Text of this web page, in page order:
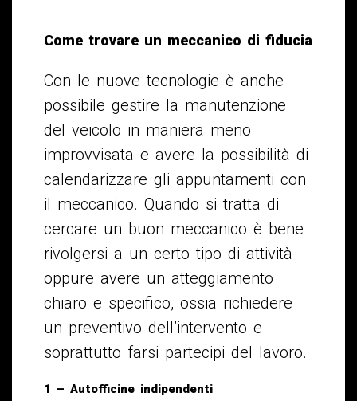
Come trovare un meccanico di fiducia
Con le nuove tecnologie è anche
possibile gestire la manutenzione
del veicolo in maniera meno
improvvisata e avere la possibilità di
calendarizzare gli appuntamenti con
il meccanico. Quando si tratta di
cercare un buon meccanico è bene
rivolgersi a un certo tipo di attività
oppure avere un atteggiamento
chiaro e specifico, ossia richiedere
un preventivo dell’intervento e
soprattutto farsi partecipi del lavoro.
1 – Autofficine indipendenti